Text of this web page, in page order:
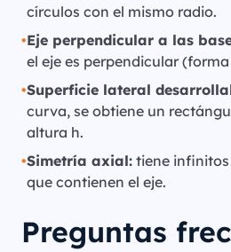
círculos con el mismo radio.
•Eje perpendicular a las
el eje es perpendicular
•Superficie lateral
curva, se obtiene un
altura h.
•Simetría axial: tiene
que contienen el eje.
Preguntas